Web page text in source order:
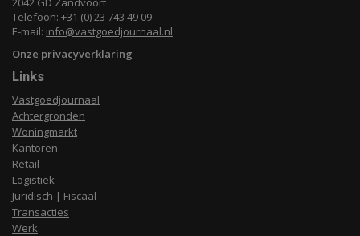
Telefoon: +31 (0) 23 743 49 09
E-mail: info@vastgoedjournaal.nl
Onze privacyverklaring
Links
Vastgoedjournaal
Achtergronden
Woningmarkt
Kantoren
Retail
Logistiek
Juridisch | Fiscaal
Transacties
Werk